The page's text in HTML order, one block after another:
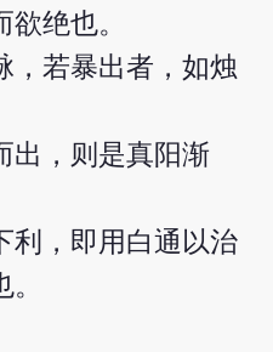
绝也。
，若暴出者，如烛
出，则是真阳渐
利，即用白通以治